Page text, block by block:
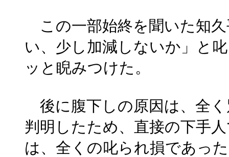
この一部始終を聞いた知
い、少し加減しないか」と
ッと睨みつけた。
後に腹下しの原因は、全
判明したため、直接の下手
は、全くの叱られ損であっ